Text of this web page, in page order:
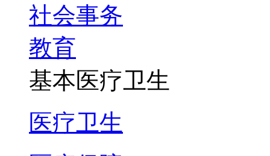
社会事务
教育
基本医疗卫生
医疗卫生